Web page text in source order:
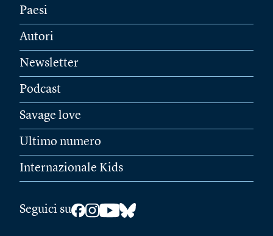
Paesi
Autori
Newsletter
Podcast
Savage love
Ultimo numero
Internazionale Kids
Seguici su